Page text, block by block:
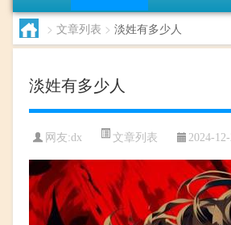
> 文章列表 > 淡姓有多少人
淡姓有多少人
网友:dx 文章列表 2024-